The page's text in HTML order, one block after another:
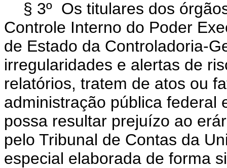
§ 3º Os titulares dos
Controle Interno do Poder
de Estado da Controladoria-
irregularidades e alertas de
relatórios, tratem de atos ou
administração pública federal
possa resultar prejuízo ao
pelo Tribunal de Contas da
especial elaborada de forma